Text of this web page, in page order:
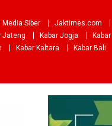
Media Siber Jaktimes.com
Jateng Kabar Jogja
Kabar Kaltara Kabar Bali